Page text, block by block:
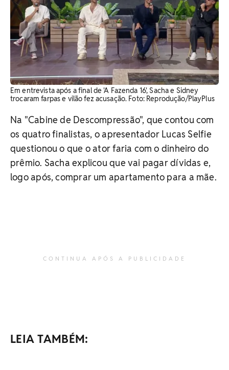
Em entrevista após a final de 'A Fazenda 16', Sacha e Sidney
trocaram farpas e vilão fez acusação. ​Foto: Reprodução/PlayPlus
Na "Cabine de Descompressão", que contou com
os quatro finalistas, o apresentador Lucas Selfie
questionou o que o ator faria com o dinheiro do
prêmio. Sacha explicou que vai pagar dívidas e,
logo após, comprar um apartamento para a mãe.
CONTINUA APÓS A PUBLICIDADE
LEIA TAMBÉM: